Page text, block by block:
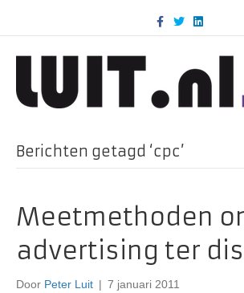
c
k
T
w
i
n
d
Berichten getagd ‘cpc’
Meetmethoden
advertising ter
Door Peter Luit | 7 januari 2011